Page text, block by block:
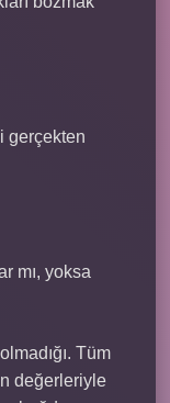
gerçekten
mı, yoksa
Tüm
değerleriyle